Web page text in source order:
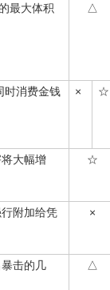
最大体积 △
时消费金钱
× ☆
大幅增
☆
附加给凭
×
击的几
△